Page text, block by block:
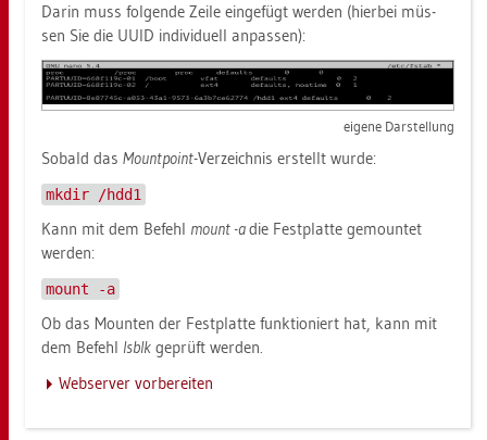
Darin muss fol­gen­de Zeile ein­ge­fügt wer­den (hier­bei müs­
sen Sie die UUID in­di­vi­du­ell an­pas­sen):
ei­ge­ne Dar­stel­lung
So­bald das Mount­point-Ver­zeich­nis er­stellt wurde:
mkdir /hdd1
Kann mit dem Be­fehl mount -adie Fest­plat­te ge­moun­tet
wer­den:
mount -a
Ob das Moun­ten der Fest­plat­te funk­tio­niert hat, kann mit
dem Be­fehl lsblk ge­prüft wer­den.
Web­ser­ver vor­be­rei­ten